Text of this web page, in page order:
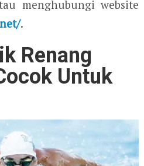
menghubungi website
.
Renang
Untuk